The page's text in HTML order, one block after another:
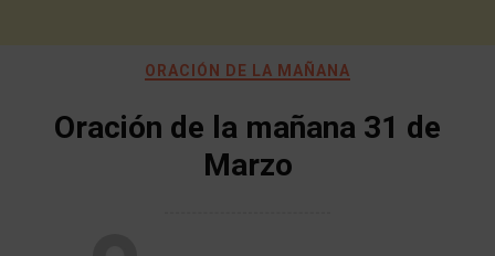
ORACIÓN DE LA MAÑANA
Oración de la mañana 31 de
Marzo